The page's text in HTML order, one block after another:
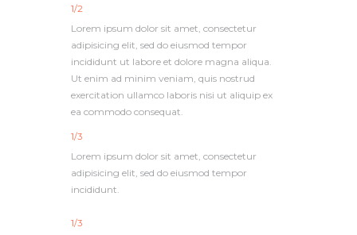
1/2
Lorem ipsum dolor sit amet, consectetur
adipisicing elit, sed do eiusmod tempor
incididunt ut labore et dolore magna aliqua.
Ut enim ad minim veniam, quis nostrud
exercitation ullamco laboris nisi ut aliquip ex
ea commodo consequat.
1/3
Lorem ipsum dolor sit amet, consectetur
adipisicing elit, sed do eiusmod tempor
incididunt.
1/3